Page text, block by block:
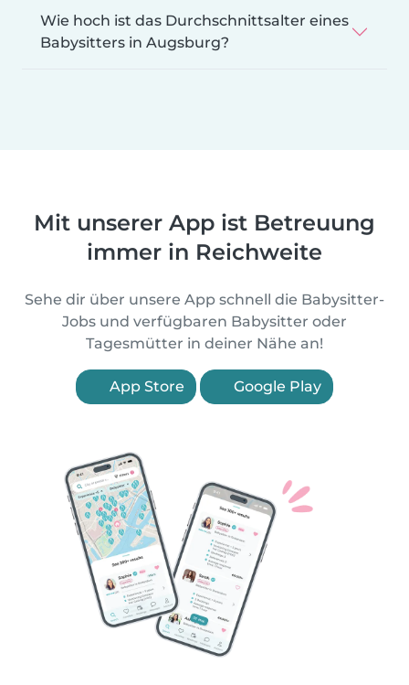
Wie hoch ist das Durchschnittsalter eines
Babysitters in Augsburg?
Mit unserer App ist Betreuung
immer in Reichweite
Sehe dir über unsere App schnell die Babysitter-
Jobs und verfügbaren Babysitter oder
Tagesmütter in deiner Nähe an!
App Store Google Play